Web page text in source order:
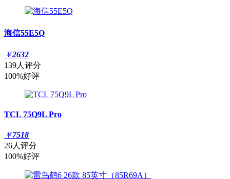
海信55E5Q
￥2632
139人评分
100%好评
TCL 75Q9L Pro
￥7518
26人评分
100%好评